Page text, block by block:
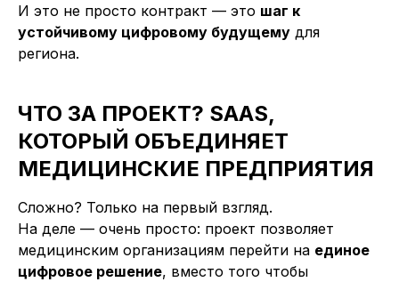
И это не просто контракт — это шаг к
устойчивому цифровому будущему для
региона.
ЧТО ЗА ПРОЕКТ? SAAS,
КОТОРЫЙ ОБЪЕДИНЯЕТ
МЕДИЦИНСКИЕ ПРЕДПРИЯТИЯ
Сложно? Только на первый взгляд.
На деле — очень просто: проект позволяет
медицинским организациям перейти на единое
цифровое решение, вместо того чтобы